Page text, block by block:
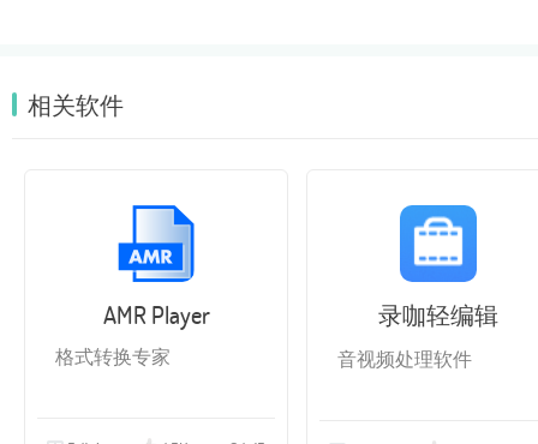
相关软件
AMR Player
格式转换专家
录咖轻编辑
音视频处理软件